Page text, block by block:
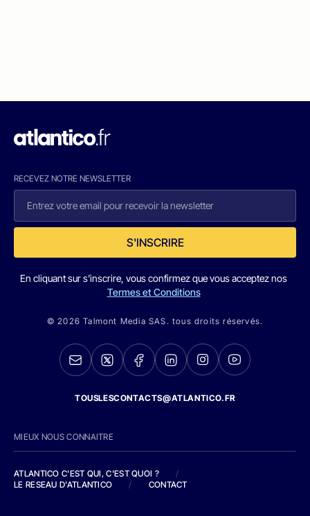
RECEVEZ NOTRE NEWSLETTER
S'INSCRIRE
En cliquant sur s'inscrire, vous confirmez que vous acceptez nos
Termes et Conditions
© 2026 Talmont Media SAS. tous droits réservés.
TOUSLESCONTACTS@ATLANTICO.FR
MIEUX NOUS CONNAITRE
ATLANTICO C'EST QUI, C'EST QUOI ?
/
LE RESEAU D'ATLANTICO
/ CONTACT